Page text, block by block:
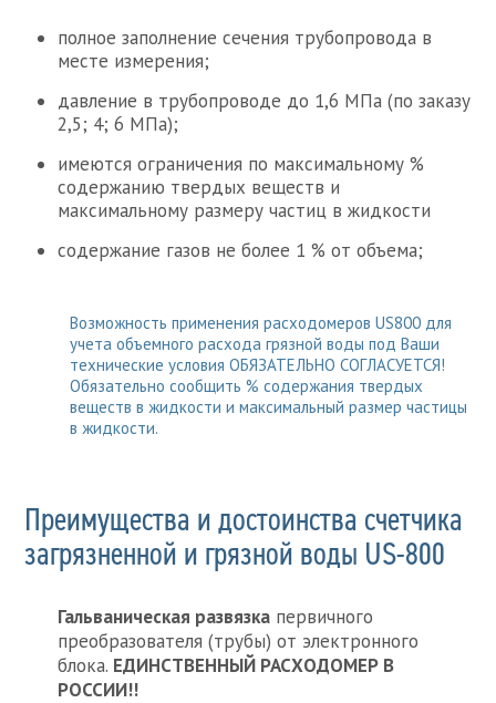
полное заполнение сечения трубопровода в
месте измерения;
давление в трубопроводе до 1,6 МПа (по заказу
2,5; 4; 6 МПа);
имеются ограничения по максимальному %
содержанию твердых веществ и
максимальному размеру частиц в жидкости
содержание газов не более 1 % от объема;
Возможность применения расходомеров US800 для
учета объемного расхода грязной воды под Ваши
технические условия ОБЯЗАТЕЛЬНО СОГЛАСУЕТСЯ!
Обязательно сообщить % содержания твердых
веществ в жидкости и максимальный размер частицы
в жидкости.
Преимущества и достоинства счетчика
загрязненной и грязной воды US-800
Гальваническая развязка первичного
преобразователя (трубы) от электронного
блока. ЕДИНСТВЕННЫЙ РАСХОДОМЕР В
РОССИИ!!